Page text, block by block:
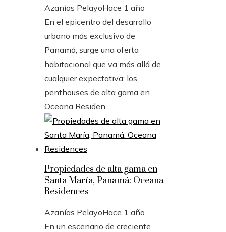
Azanías PelayoHace 1 año
En el epicentro del desarrollo
urbano más exclusivo de
Panamá, surge una oferta
habitacional que va más allá de
cualquier expectativa: los
penthouses de alta gama en
Oceana Residen...
Propiedades de alta gama en
Santa María, Panamá: Oceana
Residences
Azanías PelayoHace 1 año
En un escenario de creciente